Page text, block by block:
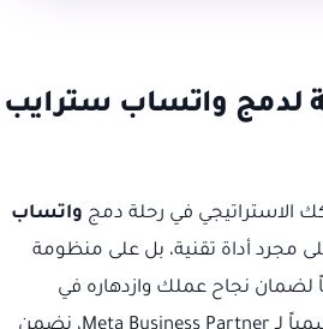
لدمج واتساب سترايب
واتساب
مجرد أداة تقنية، بل على منظومة
نجاح عملك وازدهاره في